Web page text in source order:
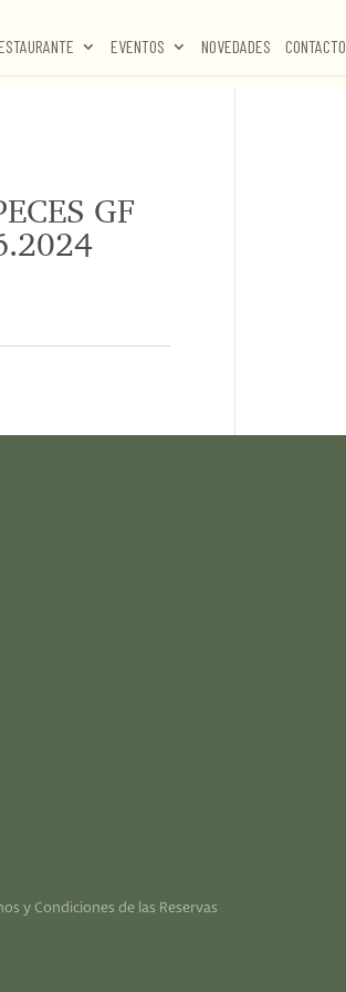
EVENTOS NOVEDADES CONTACTO
GF
y Condiciones de las Reservas